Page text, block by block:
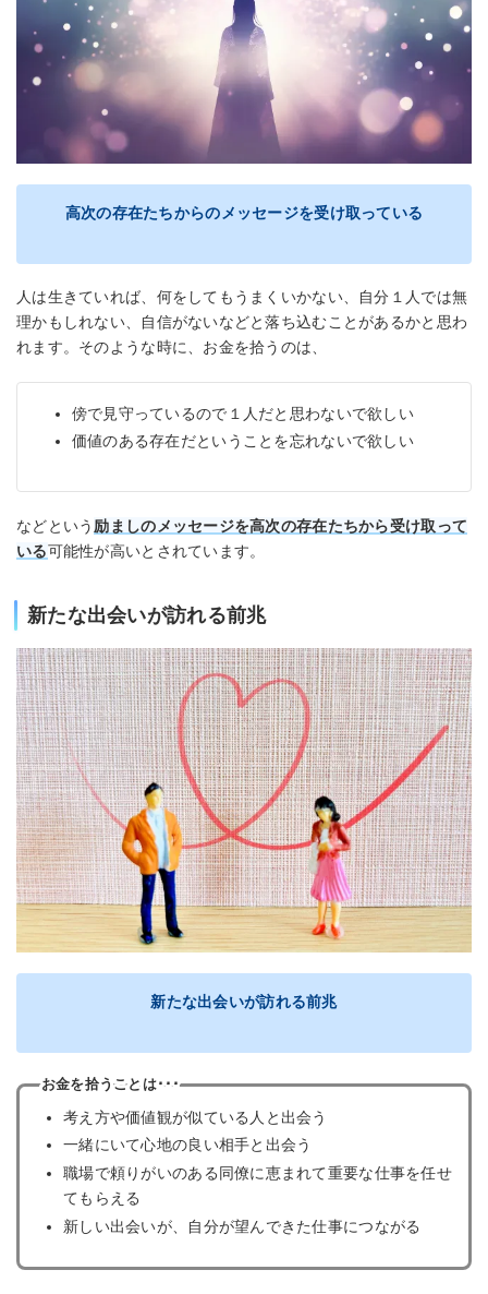
高次の存在たちからのメッセージを受け取っている
人は生きていれば、何をしてもうまくいかない、自分１人では無
理かもしれない、自信がないなどと落ち込むことがあるかと思わ
れます。そのような時に、お金を拾うのは、
傍で見守っているので１人だと思わないで欲しい
価値のある存在だということを忘れないで欲しい
などという 励ましのメッセージを高次の存在たちから受け取って
いる可能性が高いとされています。
新たな出会いが訪れる前兆
新たな出会いが訪れる前兆
お金を拾うことは･･･
考え方や価値観が似ている人と出会う
一緒にいて心地の良い相手と出会う
職場で頼りがいのある同僚に恵まれて重要な仕事を任せ
てもらえる
新しい出会いが、自分が望んできた仕事につながる